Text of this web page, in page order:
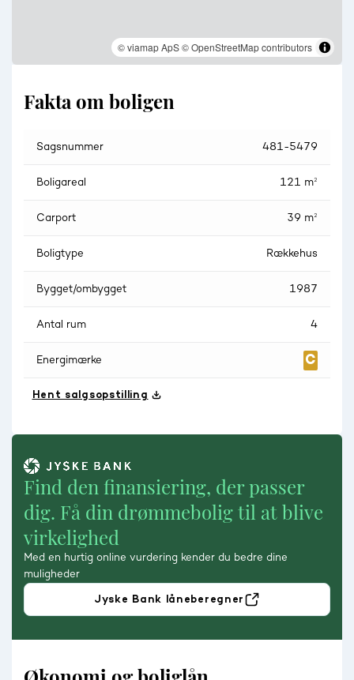
© viamap ApS© OpenStreetMap contributors
Fakta om boligen
Sagsnummer 481-5479
Boligareal 121 m²
Carport 39 m²
Boligtype Rækkehus
Bygget/ombygget 1987
Antal rum 4
Energimærke
Hent salgsopstilling
Find den finansiering, der passer
dig. Få din drømmebolig til at blive
virkelighed
Med en hurtig online vurdering kender du bedre dine
muligheder
Jyske Bank låneberegner